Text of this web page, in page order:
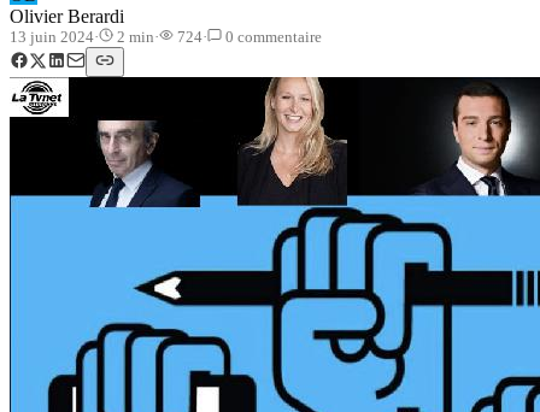
Olivier Berardi
13 juin 2024· 2 min· 724· 0 commentaire